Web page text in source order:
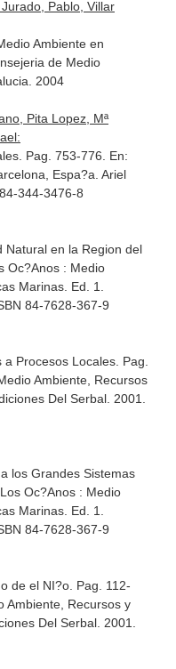
Pablo, Villar
Ambiente en
de Medio
2004
Pita Lopez, Mª
Pag. 753-776. En:
Espa?a. Ariel
344-3476-8
Natural en la Region del
Oc?Anos : Medio
Marinas. Ed. 1.
84-7628-367-9
Procesos Locales. Pag.
Ambiente, Recursos
Del Serbal. 2001.
los Grandes Sistemas
Oc?Anos : Medio
Marinas. Ed. 1.
84-7628-367-9
de el NI?o. Pag. 112-
Ambiente, Recursos y
Del Serbal. 2001.